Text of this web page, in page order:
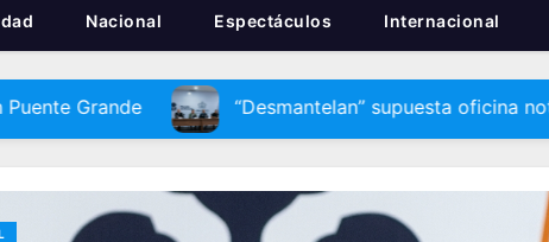
Nacional Espectáculos Internacional
“Desmantelan” supuesta oficina notarial por